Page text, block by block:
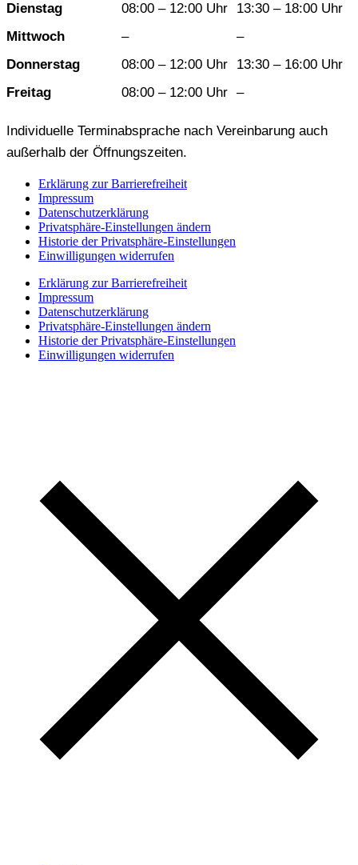
Dienstag 08:00 – 12:00 Uhr
13:30 – 18:00 Uhr
Mittwoch
–
–
Donnerstag
08:00 – 12:00 Uhr
13:30 – 16:00 Uhr
Freitag
08:00 – 12:00 Uhr –
Individuelle Terminabsprache nach Vereinbarung auch
außerhalb der Öffnungszeiten.
Erklärung zur Barrierefreiheit
Impressum
Datenschutzerklärung
Privatsphäre-Einstellungen ändern
Historie der Privatsphäre-Einstellungen
Einwilligungen widerrufen
Erklärung zur Barrierefreiheit
Impressum
Datenschutzerklärung
Privatsphäre-Einstellungen ändern
Historie der Privatsphäre-Einstellungen
Einwilligungen widerrufen